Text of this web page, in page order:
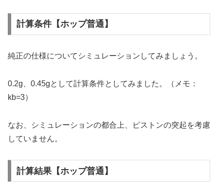
計算条件【ホップ普通】
純正の仕様についてシミュレーションしてみましょう。
0.2g、0.45gとして計算条件としてみました。（メモ：
kb=3）
なお、シミュレーションの都合上、ピストンの突起を考慮
していません。
計算結果【ホップ普通】